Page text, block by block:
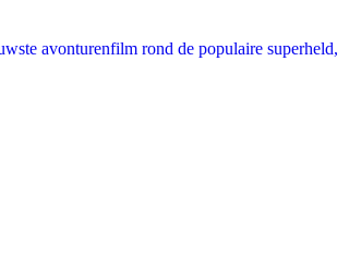
avonturenfilm rond de populaire superheld,